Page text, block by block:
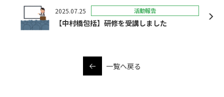
2025.07.25 活動報告
【中村橋包括】研修を受講しました
一覧へ戻る